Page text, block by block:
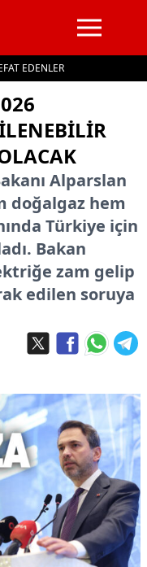
EDENLER
Alparslan
doğalgaz hem
Türkiye için
Bakan
zam gelip
edilen soruya